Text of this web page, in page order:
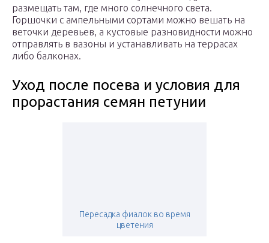
размещать там, где много солнечного света.
Горшочки с ампельными сортами можно вешать на
веточки деревьев, а кустовые разновидности можно
отправлять в вазоны и устанавливать на террасах
либо балконах.
Уход после посева и условия для
прорастания семян петунии
Пересадка фиалок во время
цветения